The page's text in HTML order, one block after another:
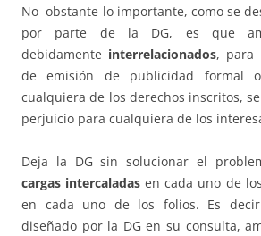
No obstante lo importante, como se
por parte de la DG, es que
debidamente interrelacionados, para
de emisión de publicidad formal
cualquiera de los derechos inscritos,
perjuicio para cualquiera de los
Deja la DG sin solucionar el
cargas intercaladas en cada uno de
en cada uno de los folios. Es
diseñado por la DG en su consulta,